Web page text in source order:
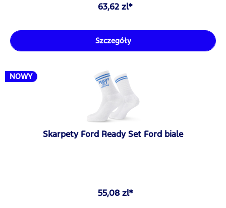
63,62 zl*
Szczegóły
NOWY
Skarpety Ford Ready Set Ford biale
55,08 zl*